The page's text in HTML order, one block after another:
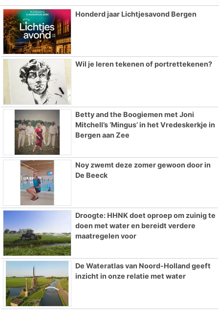
Honderd jaar Lichtjesavond Bergen
Wil je leren tekenen of portrettekenen?
Betty and the Boogiemen met Joni
Mitchell’s ‘Mingus’ in het Vredeskerkje in
Bergen aan Zee
Noy zwemt deze zomer gewoon door in
De Beeck
Droogte: HHNK doet oproep om zuinig te
doen met water en bereidt verdere
maatregelen voor
De Wateratlas van Noord-Holland geeft
inzicht in onze relatie met water